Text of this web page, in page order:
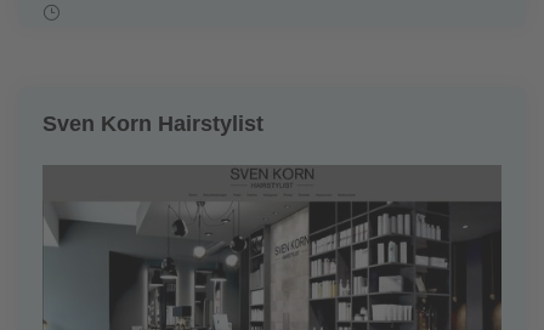
Sven Korn Hairstylist